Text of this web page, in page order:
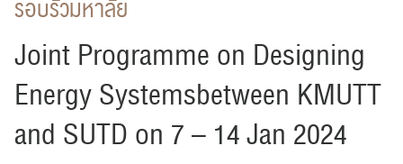
รอบรั้วมหาลัย
Joint Programme on Designing
Energy Systemsbetween KMUTT
and SUTD on 7 – 14 Jan 2024